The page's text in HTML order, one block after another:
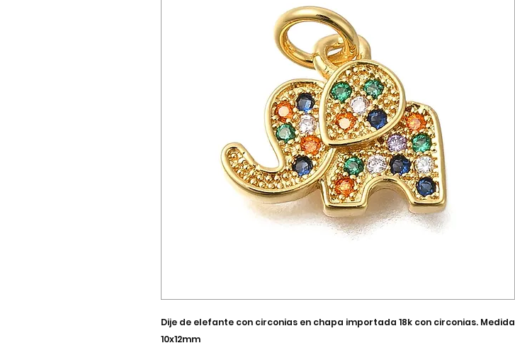
Dije de elefante con circonias en chapa importada 18k con circonias. Medida
10x12mm